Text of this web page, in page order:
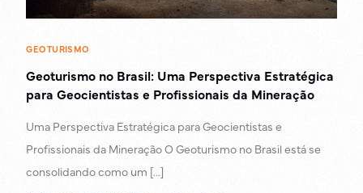
GEOTURISMO
Geoturismo no Brasil: Uma Perspectiva Estratégica
para Geocientistas e Profissionais da Mineração
Uma Perspectiva Estratégica para Geocientistas e
Profissionais da Mineração O Geoturismo no Brasil está se
consolidando como um […]